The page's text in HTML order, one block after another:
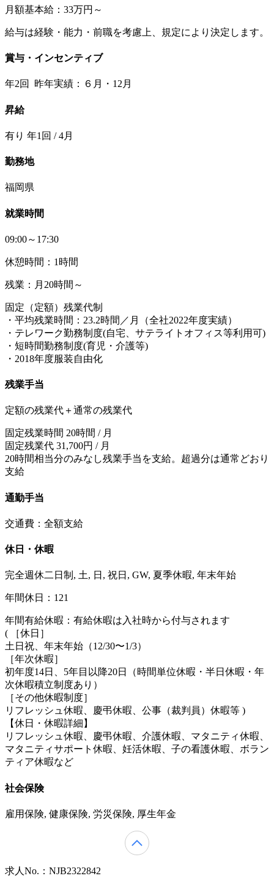
月額基本給：33万円～
給与は経験・能力・前職を考慮上、規定により決定します。
賞与・インセンティブ
年2回 昨年実績：６月・12月
昇給
有り 年1回 / 4月
勤務地
福岡県
就業時間
09:00～17:30
休憩時間：1時間
残業：月20時間～
固定（定額）残業代制
・平均残業時間：23.2時間／月（全社2022年度実績）
・テレワーク勤務制度(自宅、サテライトオフィス等利用可)
・短時間勤務制度(育児・介護等)
・2018年度服装自由化
残業手当
定額の残業代＋通常の残業代
固定残業時間 20時間 / 月
固定残業代 31,700円 / 月
20時間相当分のみなし残業手当を支給。超過分は通常どおり
支給
通勤手当
交通費：全額支給
休日・休暇
完全週休二日制, 土, 日, 祝日, GW, 夏季休暇, 年末年始
年間休日：121
年間有給休暇：有給休暇は入社時から付与されます
( ［休日］
土日祝、年末年始（12/30〜1/3）
［年次休暇］
初年度14日、5年目以降20日（時間単位休暇・半日休暇・年
次休暇積⽴制度あり）
［その他休暇制度］
リフレッシュ休暇、慶弔休暇、公事（裁判員）休暇等 )
【休日・休暇詳細】
リフレッシュ休暇、慶弔休暇、介護休暇、マタニティ休暇、
マタニティサポート休暇、妊活休暇、子の看護休暇、ボラン
ティア休暇など
社会保険
雇用保険, 健康保険, 労災保険, 厚生年金
求人No.：NJB2322842